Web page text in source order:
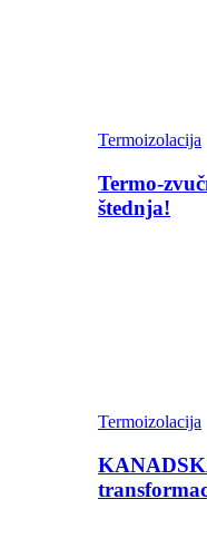
Termoizolacija
Termo-
štednja!
Termoizolacija